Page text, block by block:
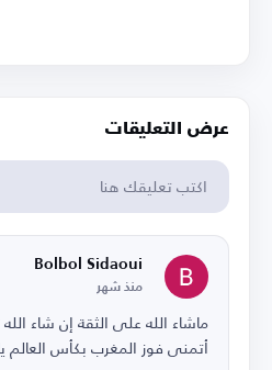
عرض التعليقات
Bolbol Sidaoui
منذ شهر
ماشاء الله على الثقة إن شاء
أتمنى فوز المغرب بكأس العالم